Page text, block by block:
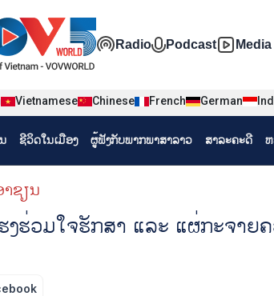
Đa phương tiện
Radio Podcast Media
Vietnamese Chinese French German
chủ tiếng Lào
ຊີ​ວິດ​ໃນ​ເມືອງ ຜູ້​ຟັງ​ກັບ​ພາກ​ພາ​ສາ​ລາວ ສາລະຄະດີ
Lào
ຊຽນ
ຮ່ວມ​ໃຈ​​ຮັກ​ສາ ແລະ ແຜ່​ກະ​ຈາຍ​